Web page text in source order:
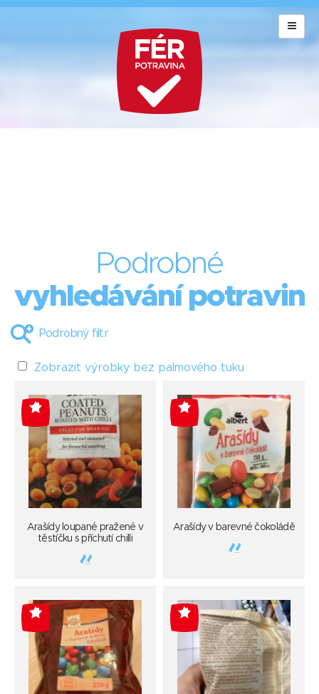
Podrobné
vyhledávání potravin
Podrobný filtr
Zobrazit výrobky bez palmového tuku
-4
Arašídy loupané pražené v
těstíčku s příchutí chilli
-4
Arašídy v barevné čokoládě
-4 -4